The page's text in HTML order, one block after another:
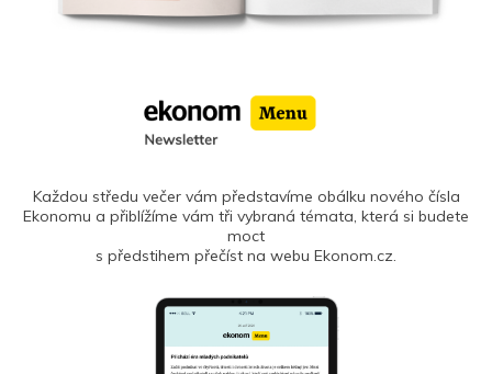
Každou středu večer vám představíme obálku nového čísla
Ekonomu a přiblížíme vám tři vybraná témata, která si budete
moct
s předstihem přečíst na webu Ekonom.cz.